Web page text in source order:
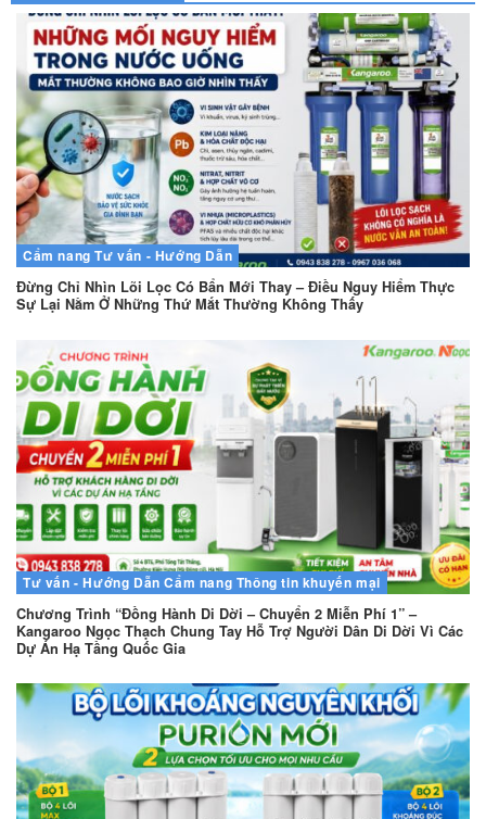
Cẩm nang Tư vấn - Hướng Dẫn
Đừng Chỉ Nhìn Lõi Lọc Có Bẩn Mới Thay – Điều Nguy Hiểm Thực
Sự Lại Nằm Ở Những Thứ Mắt Thường Không Thấy
Tư vấn - Hướng Dẫn Cẩm nang Thông tin khuyến mại
Chương Trình “Đồng Hành Di Dời – Chuyển 2 Miễn Phí 1” –
Kangaroo Ngọc Thạch Chung Tay Hỗ Trợ Người Dân Di Dời Vì Các
Dự Án Hạ Tầng Quốc Gia